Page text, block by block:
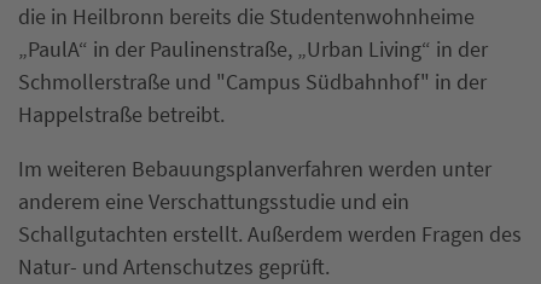
die in Heilbronn bereits die Studentenwohnheime
„PaulA“ in der Paulinenstraße, „Urban Living“ in der
Schmollerstraße und "Campus Südbahnhof" in der
Happelstraße betreibt.
Im weiteren Bebauungsplanverfahren werden unter
anderem eine Verschattungsstudie und ein
Schallgutachten erstellt. Außerdem werden Fragen des
Natur- und Artenschutzes geprüft.